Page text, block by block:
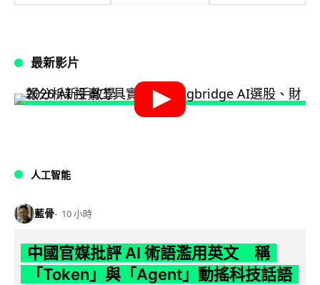
最新影片
人工智能
藍骨 10 小時
中國官媒批評 AI 術語濫用英文 稱
「Token」與「Agent」動搖科技話語